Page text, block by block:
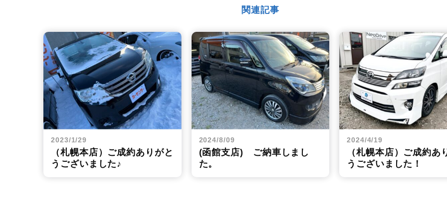
関連記事
2023/1/29
（札幌本店）ご成約ありがと
うございました♪
2024/8/09
(函館支店) ご納車しまし
た。
2024/4/19
（札幌本店）ご成約あ
うございました！